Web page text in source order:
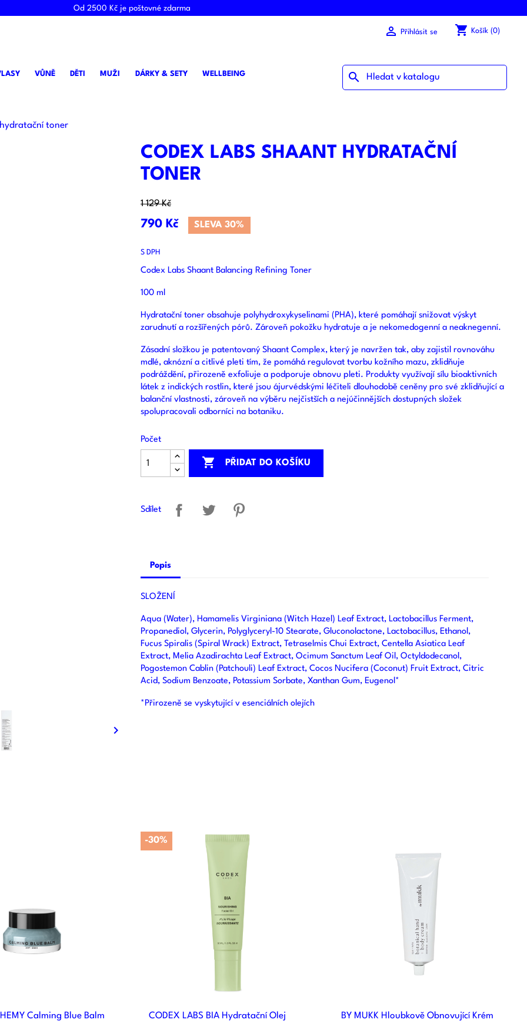
Od 2500 Kč je poštovné zdarma
 Přihlásit se shopping_cart Košík (0)
VŮNĚ DĚTI MUŽI DÁRKY & SETY WELLBEING search
hydratační toner

CODEX LABS SHAANT HYDRATAČNÍ
TONER
1 129 Kč
790 Kč SLEVA 30%
S DPH
Codex Labs Shaant Balancing Refining Toner
100 ml
Hydratační toner obsahuje polyhydroxykyselinami (PHA), které pomáhají snižovat výskyt
zarudnutí a rozšířených pórů. Zároveň pokožku hydratuje a je nekomedogenní a neaknegenní.
Zásadní složkou je patentovaný Shaant Complex, který je navržen tak, aby zajistil rovnováhu
mdlé, aknózní a citlivé pleti tím, že pomáhá regulovat tvorbu kožního mazu, zklidňuje
podráždění, přirozeně exfoliuje a podporuje obnovu pleti. Produkty využívají sílu bioaktivních
látek z indických rostlin, které jsou ájurvédskými léčiteli dlouhodobě ceněny pro své zklidňující a
balanční vlastnosti, zároveň na výběru nejčistších a nejúčinnějších dostupných složek
spolupracovali odborníci na botaniku.
Počet
 PŘIDAT DO KOŠÍKU
Sdílet
Popis
SLOŽENÍ
Aqua (Water), Hamamelis Virginiana (Witch Hazel) Leaf Extract, Lactobacillus Ferment,
Propanediol, Glycerin, Polyglyceryl-10 Stearate, Gluconolactone, Lactobacillus, Ethanol,
Fucus Spiralis (Spiral Wrack) Extract, Tetraselmis Chui Extract, Centella Asiatica Leaf
Extract, Melia Azadirachta Leaf Extract, Ocimum Sanctum Leaf Oil, Octyldodecanol,
Pogostemon Cablin (Patchouli) Leaf Extract, Cocos Nucifera (Coconut) Fruit Extract, Citric
Acid, Sodium Benzoate, Potassium Sorbate, Xanthan Gum, Eugenol*
*Přirozeně se vyskytující v esenciálních olejích
Rychlý náhled
Calming Blue Balm  Rychlý náhled
CODEX LABS BIA Hydratační Olej
-30%
Rychlý náhled
BY MUKK Hloubkově Obnovující Krém